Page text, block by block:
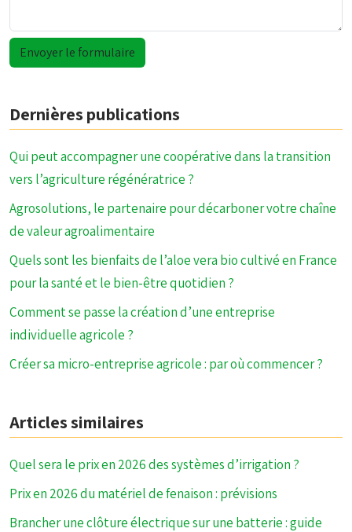
Dernières publications
Qui peut accompagner une coopérative dans la transition
vers l’agriculture régénératrice ?
Agrosolutions, le partenaire pour décarboner votre chaîne
de valeur agroalimentaire
Quels sont les bienfaits de l’aloe vera bio cultivé en France
pour la santé et le bien-être quotidien ?
Comment se passe la création d’une entreprise
individuelle agricole ?
Créer sa micro-entreprise agricole : par où commencer ?
Articles similaires
Quel sera le prix en 2026 des systèmes d’irrigation ?
Prix en 2026 du matériel de fenaison : prévisions
Brancher une clôture électrique sur une batterie : guide